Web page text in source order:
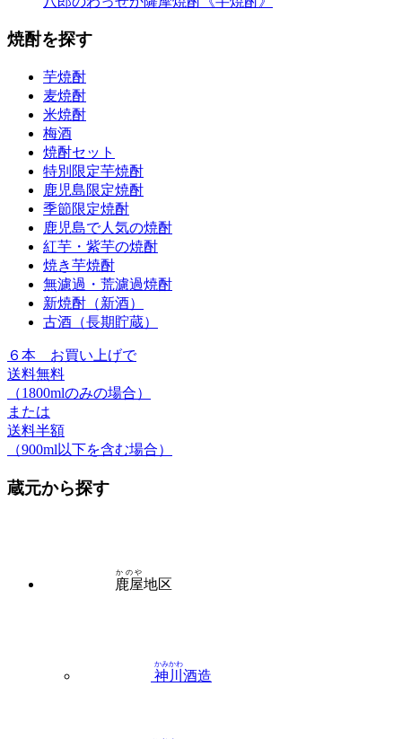
焼酎を探す
芋焼酎
麦焼酎
米焼酎
梅酒
焼酎セット
特別限定芋焼酎
鹿児島限定焼酎
季節限定焼酎
鹿児島で人気の焼酎
紅芋・紫芋の焼酎
焼き芋焼酎
無濾過・荒濾過焼酎
新焼酎（新酒）
古酒（長期貯蔵）
６本 お買い上げで
送料無料
（1800mlのみの場合）
または
送料半額
（900ml以下を含む場合）
蔵元から探す
鹿屋
かのや
地区
神川
かみかわ
酒造